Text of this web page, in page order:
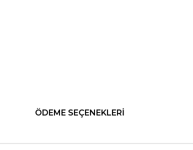
ÖDEME SEÇENEKLERI